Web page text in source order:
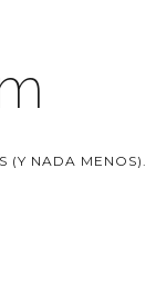
(Y NADA MENOS).